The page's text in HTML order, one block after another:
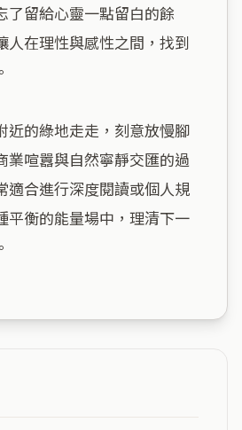
了留給心靈一點留白的餘
人在理性與感性之間，找到
近的綠地走走，刻意放慢腳
業喧囂與自然寧靜交匯的過
適合進行深度閱讀或個人規
平衡的能量場中，理清下一